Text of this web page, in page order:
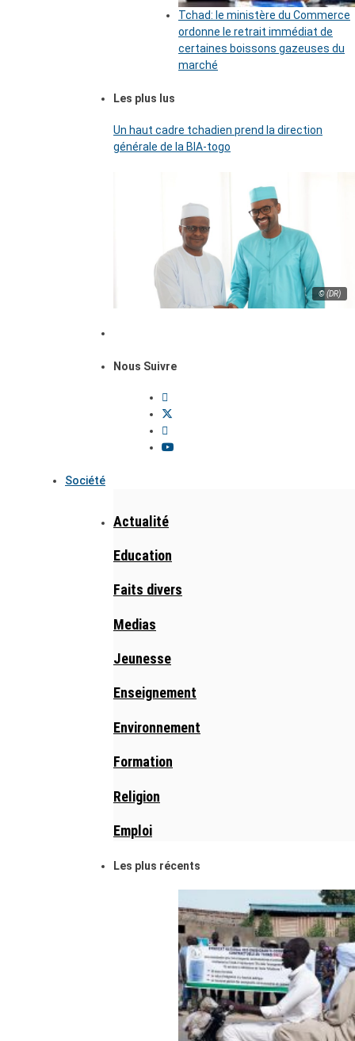
Tchad: le ministère du Commerce
ordonne le retrait immédiat de
certaines boissons gazeuses du
marché
Les plus lus
Un haut cadre tchadien prend la direction
générale de la BIA-togo
© (DR)
Nous Suivre
Société
Actualité
Education
Faits divers
Medias
Jeunesse
Enseignement
Environnement
Formation
Religion
Emploi
Les plus récents